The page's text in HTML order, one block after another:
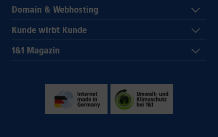
Domain & Webhosting
Kunde wirbt Kunde
1&1 Magazin